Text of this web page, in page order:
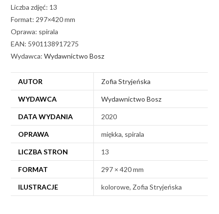
Liczba zdjęć: 13
Format: 297×420 mm
Oprawa: spirala
EAN: 5901138917275
Wydawca:Wydawnictwo Bosz
AUTOR Zofia Stryjeńska
WYDAWCA Wydawnictwo Bosz
DATA WYDANIA 2020
OPRAWA miękka, spirala
LICZBA STRON 13
FORMAT 297 × 420 mm
ILUSTRACJE kolorowe, Zofia Stryjeńska